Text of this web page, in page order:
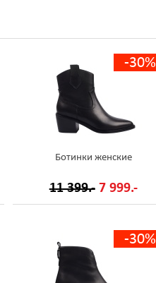
-30%
Ботинки женские
11 399.- 7 999.-
-30%